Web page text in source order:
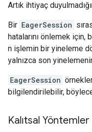
Artık ihtiyaç
Bir EagerSession
hatalarını önlemek için,
n işlemin bir yineleme
yalnızca son
EagerSession
bilgilendirilebilir,
Kalıtsal Yöntemler